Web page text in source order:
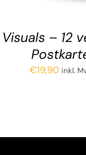
– 12
€19,90 inkl.